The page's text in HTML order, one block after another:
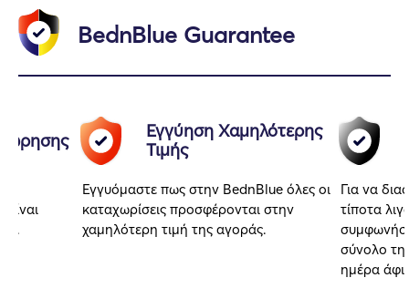
BednBlue Guarantee
Εγγύηση Χαμηλότερης
Τιμής
Εγγυόμαστε πως στην BednBlue όλες οι
καταχωρίσεις προσφέρονται στην
χαμηλότερη τιμή της αγοράς.
Για να
τίποτα
σύνολο
ημέρα